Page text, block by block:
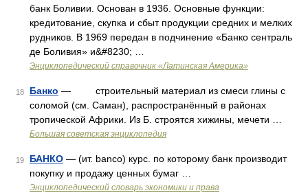
банк Боливии. Основан в 1936. Основные функции:
кредитование, скупка и сбыт продукции средних и мелких
рудников. В 1969 передан в подчинение «Банко сентраль
де Боливия» и&#8230; …
Энциклопедический справочник «Латинская Америка»
18 Банко — строительный материал из смеси глины с
соломой (см. Саман), распространённый в районах
тропической Африки. Из Б. строятся хижины, мечети …
Большая советская энциклопедия
19 БАНКО — (ит. banco) курс. по которому банк производит
покупку и продажу ценных бумаг …
Энциклопедический словарь экономики и права